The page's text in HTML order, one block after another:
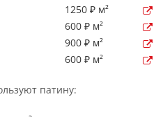
1250 ₽ м²
600 ₽ м²
900 ₽ м²
600 ₽ м²
патину: